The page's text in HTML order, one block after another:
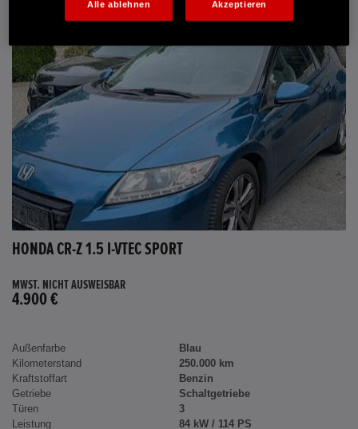
HONDA CR-Z 1.5 I-VTEC SPORT
MWST. NICHT AUSWEISBAR
4.900 €
Außenfarbe
Blau
Kilometerstand
250.000 km
Kraftstoffart
Benzin
Getriebe
Schaltgetriebe
Türen
3
Leistung
84 kW / 114 PS
Alle ablehnen Akzeptieren